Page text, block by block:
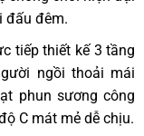
đấu đêm.
tiếp thiết kế 3 tầng
ngồi thoải mái
phun sương công
C mát mẻ dễ chịu.